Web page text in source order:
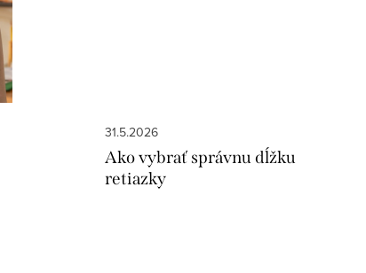
Ako vybrať správnu dĺžku
retiazky
31.5.2026